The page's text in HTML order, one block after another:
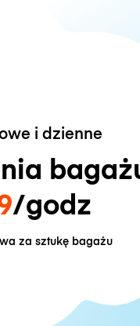
i dzienne
/godz
za sztukę bagażu